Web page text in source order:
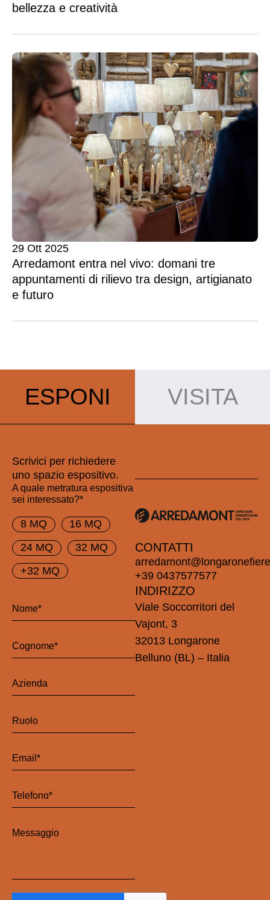
bellezza e creatività
29 Ott 2025
Arredamont entra nel vivo: domani tre
appuntamenti di rilievo tra design, artigianato
e futuro
ESPONI VISITA
Scrivici per richiedere
uno spazio espositivo.
A quale metratura espositiva
sei interessato?*
8 MQ
16 MQ
24 MQ
32 MQ
+32 MQ
CONTATTI
+39 0437577577
INDIRIZZO
Viale Soccorritori del
Vajont, 3
32013 Longarone
Belluno (BL) – Italia